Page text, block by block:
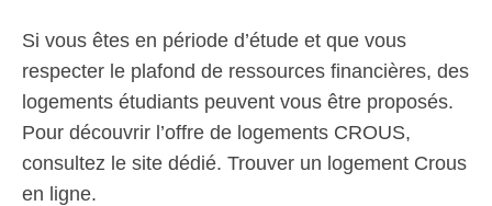
Si vous êtes en période d’étude et que vous
respecter le plafond de ressources financières, des
logements étudiants peuvent vous être proposés.
Pour découvrir l’offre de logements CROUS,
consultez le site dédié. Trouver un logement Crous
en ligne.